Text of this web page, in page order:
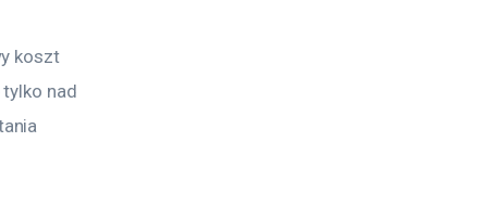
koszt
nad